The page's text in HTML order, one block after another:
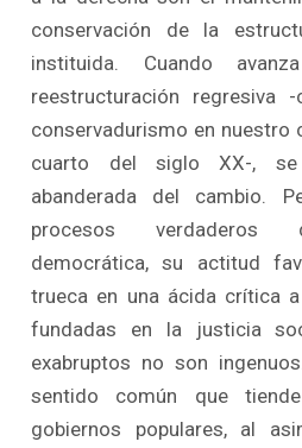
conservación de la
instituida. Cuando
reestructuración regresiva
conservadurismo en nuestro
cuarto del siglo XX-,
abanderada del cambio.
procesos verdaderos
democrática, su actitud
trueca en una ácida crítica
fundadas en la justicia
exabruptos no son
sentido común que
gobiernos populares, al